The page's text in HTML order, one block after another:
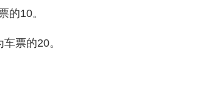
的10。
票的20。